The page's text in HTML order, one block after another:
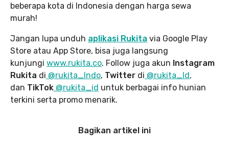
beberapa kota di Indonesia dengan harga sewa
murah!
Jangan lupa unduh aplikasi Rukita via Google Play
Store atau App Store, bisa juga langsung
kunjungi www.rukita.co. Follow juga akun Instagram
Rukita di @rukita_Indo, Twitter di @rukita_Id,
dan TikTok @rukita_id untuk berbagai info hunian
terkini serta promo menarik.
Bagikan artikel ini